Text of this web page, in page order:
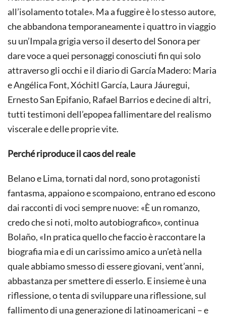
all’isolamento totale». Ma a fuggire è lo stesso autore,
che abbandona temporaneamente i quattro in viaggio
su un’Impala grigia verso il deserto del Sonora per
dare voce a quei personaggi conosciuti fin qui solo
attraverso gli occhi e il diario di García Madero: Maria
e Angélica Font, Xóchitl García, Laura Jáuregui,
Ernesto San Epifanio, Rafael Barrios e decine di altri,
tutti testimoni dell’epopea fallimentare del realismo
viscerale e delle proprie vite.
Perché riproduce il caos del reale
Belano e Lima, tornati dal nord, sono protagonisti
fantasma, appaiono e scompaiono, entrano ed escono
dai racconti di voci sempre nuove: «È un romanzo,
credo che si noti, molto autobiografico», continua
Bolaño, «In pratica quello che faccio è raccontare la
biografia mia e di un carissimo amico a un’età nella
quale abbiamo smesso di essere giovani, vent’anni,
abbastanza per smettere di esserlo. E insieme è una
riflessione, o tenta di sviluppare una riflessione, sul
fallimento di una generazione di latinoamericani – e